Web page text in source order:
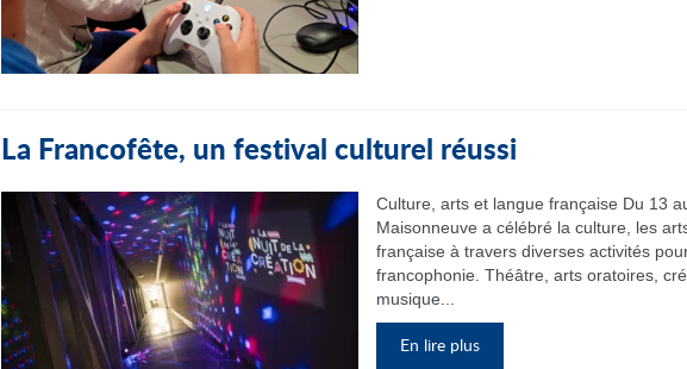
La Francofête, un festival culturel réussi
Culture, arts et langue française Du 13
Maisonneuve a célébré la culture, les
française à travers diverses activités
francophonie. Théâtre, arts oratoires,
musique...
En lire plus